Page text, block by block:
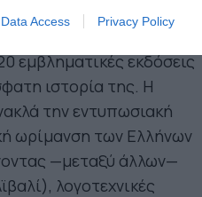
Data Access Privacy Policy
των Ελληνικών Comics:
εμβληματικές εκδόσεις
ιστορία της. Η
την εντυπωσιακή
ωρίμανση των Ελλήνων
—μεταξύ άλλων—
λογοτεχνικές